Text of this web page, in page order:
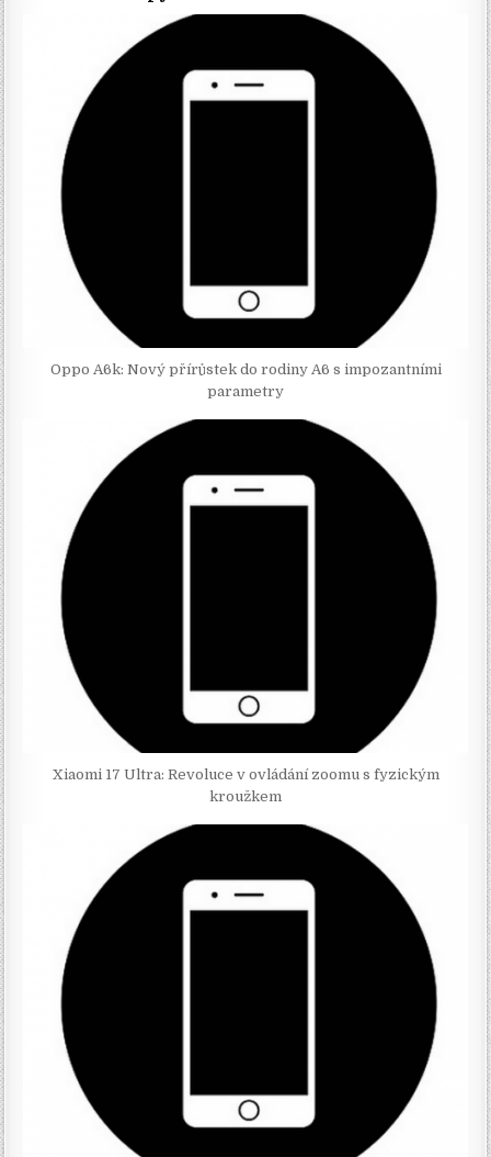
Oppo A6k: Nový přírůstek do rodiny A6 s impozantními
parametry
Xiaomi 17 Ultra: Revoluce v ovládání zoomu s fyzickým
kroužkem